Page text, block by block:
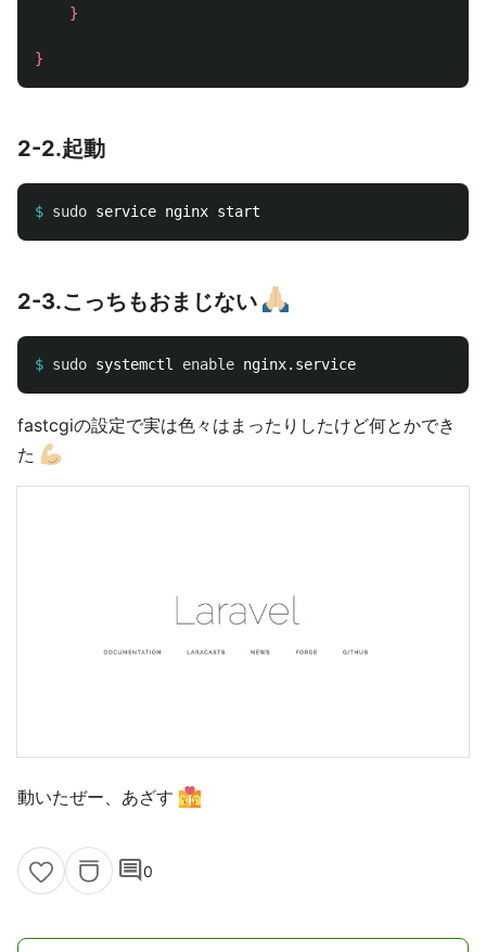
}
}
2-2.起動
$ sudo
2-3.こっちもおまじない
$ sudo systemctl enable
fastcgiの設定で実は色々はまったりしたけど何とかでき
た
動いたぜー、あざす
comment0